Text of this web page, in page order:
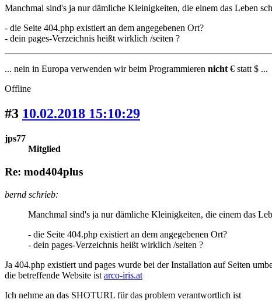
Manchmal sind's ja nur dämliche Kleinigkeiten, die einem das Leben
- die Seite 404.php existiert an dem angegebenen Ort?
- dein pages-Verzeichnis heißt wirklich /seiten ?
... nein in Europa verwenden wir beim Programmieren nicht € statt $ ...
Offline
#3 10.02.2018 15:10:29
jps77
Mitglied
Re: mod404plus
bernd schrieb:
Manchmal sind's ja nur dämliche Kleinigkeiten, die einem das
- die Seite 404.php existiert an dem angegebenen Ort?
- dein pages-Verzeichnis heißt wirklich /seiten ?
Ja 404.php existiert und pages wurde bei der Installation auf Seiten
die betreffende Website ist arco-iris.at
Ich nehme an das SHOTURL für das problem verantwortlich ist